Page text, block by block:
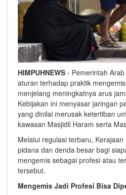
HIMPUHNEWS - Pemerintah
aturan terhadap praktik
menjelang meningkatnya arus
Kebijakan ini menyasar jaringan
yang dinilai merusak ketertiban
kawasan Masjidil Haram serta
Melalui regulasi terbaru,
pidana dan denda besar bagi
mengemis sebagai profesi atau
tersebut.
Mengemis Jadi Profesi Bisa